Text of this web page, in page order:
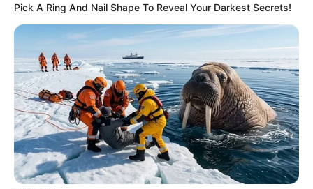
Pick A Ring And Nail Shape To Reveal Your Darkest Secrets!